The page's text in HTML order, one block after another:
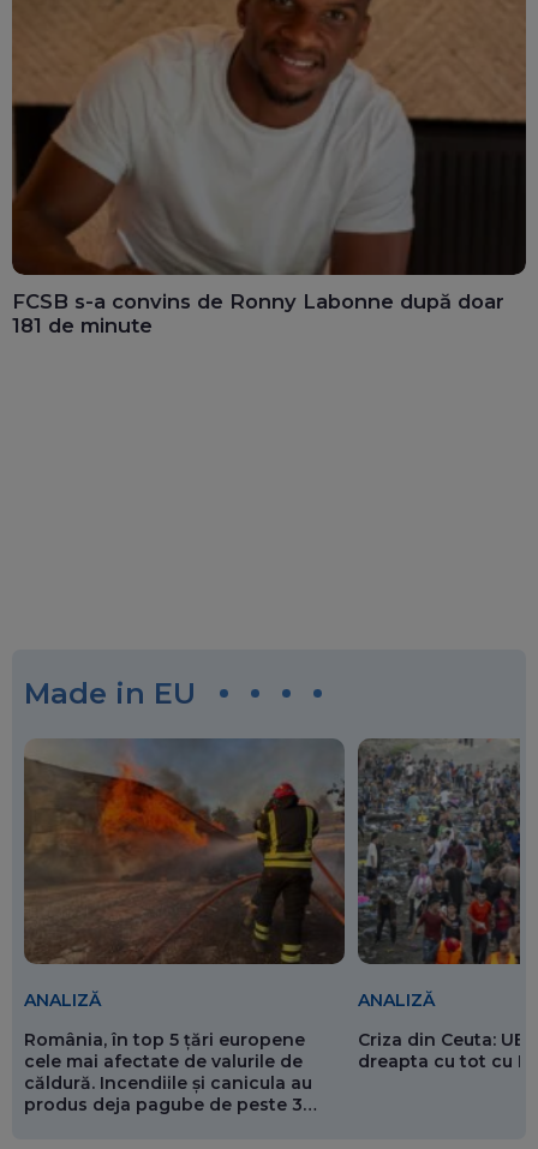
FCSB s-a convins de Ronny Labonne după doar
181 de minute
Made in EU
ANALIZĂ
România, în top 5 țări europene
cele mai afectate de valurile de
căldură. Incendiile și canicula au
produs deja pagube de peste 3
ANALIZĂ
Criza din Ceuta: UE
dreapta cu tot cu